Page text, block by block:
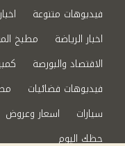
فيديوهات متنوعة
اخبار الرياضة
مطبخ
الاقتصاد والبورصة
فيديوهات فضائيات
سيارات
اسعار وعروض
حظك اليوم